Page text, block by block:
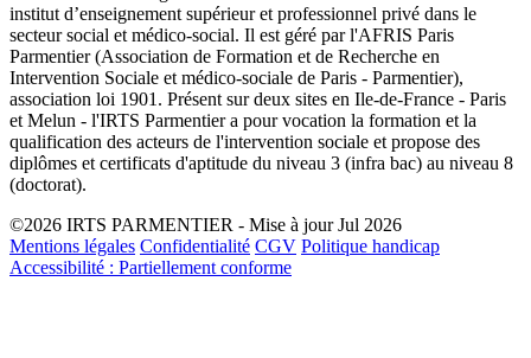
institut d’enseignement supérieur et professionnel privé dans le
secteur social et médico-social. Il est géré par l'AFRIS Paris
Parmentier (Association de Formation et de Recherche en
Intervention Sociale et médico-sociale de Paris - Parmentier),
association loi 1901. Présent sur deux sites en Ile-de-France - Paris
et Melun - l'IRTS Parmentier a pour vocation la formation et la
qualification des acteurs de l'intervention sociale et propose des
diplômes et certificats d'aptitude du niveau 3 (infra bac) au niveau 8
(doctorat).
©2026 IRTS PARMENTIER - Mise à jour Jul 2026
Mentions légales Confidentialité CGV Politique handicap
Accessibilité : Partiellement conforme